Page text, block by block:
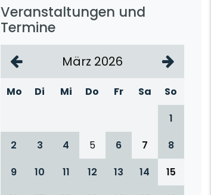
Veranstaltungen und
Termine
März 2026
Mo Di Mi Do Fr Sa
So
1
2
3 4 5 6 7
8
9
10 11 12 13 14
15